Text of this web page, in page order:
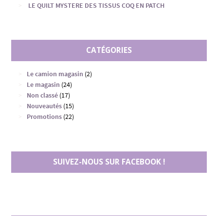
LE QUILT MYSTERE DES TISSUS COQ EN PATCH
CATÉGORIES
Le camion magasin (2)
Le magasin (24)
Non classé (17)
Nouveautés (15)
Promotions (22)
SUIVEZ-NOUS SUR FACEBOOK !